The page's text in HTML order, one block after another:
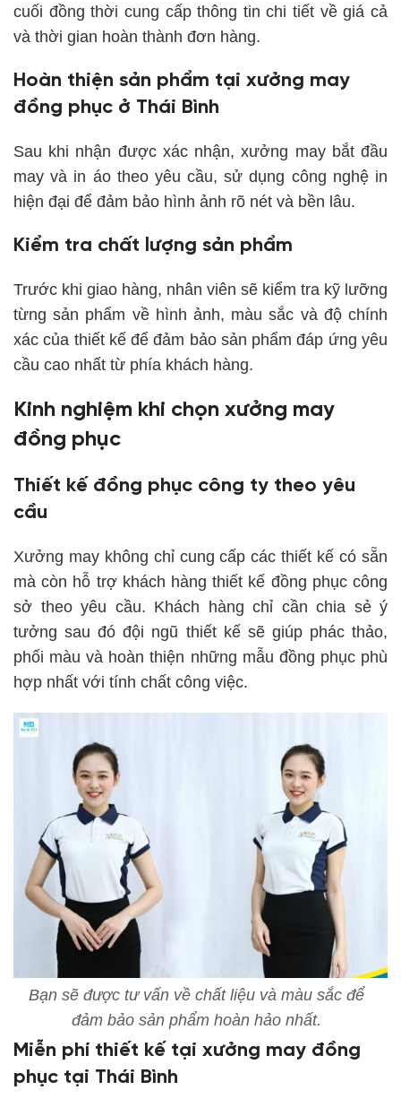
cuối đồng thời cung cấp thông tin chi tiết về giá cả
và thời gian hoàn thành đơn hàng.
Hoàn thiện sản phẩm tại xưởng may
đồng phục ở Thái Bình
Sau khi nhận được xác nhận, xưởng may bắt đầu
may và in áo theo yêu cầu, sử dụng công nghệ in
hiện đại để đảm bảo hình ảnh rõ nét và bền lâu.
Kiểm tra chất lượng sản phẩm
Trước khi giao hàng, nhân viên sẽ kiểm tra kỹ lưỡng
từng sản phẩm về hình ảnh, màu sắc và độ chính
xác của thiết kế để đảm bảo sản phẩm đáp ứng yêu
cầu cao nhất từ phía khách hàng.
Kinh nghiệm khi chọn xưởng may
đồng phục
Thiết kế đồng phục công ty theo yêu
cầu
Xưởng may không chỉ cung cấp các thiết kế có sẵn
mà còn hỗ trợ khách hàng thiết kế đồng phục công
sở theo yêu cầu. Khách hàng chỉ cần chia sẻ ý
tưởng sau đó đội ngũ thiết kế sẽ giúp phác thảo,
phối màu và hoàn thiện những mẫu đồng phục phù
hợp nhất với tính chất công việc.
Bạn sẽ được tư vấn về chất liệu và màu sắc để
đảm bảo sản phẩm hoàn hảo nhất.
Miễn phí thiết kế tại xưởng may đồng
phục tại Thái Bình